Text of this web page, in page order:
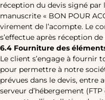
réception du devis signé
manuscrite « BON POUR
virement de l’acompte. Le
s’effectue après réception de
6.4 Fourniture des
Le client s’engage à fournir
pour permettre à notre
prévues dans le devis, entre
serveur d’hébergement